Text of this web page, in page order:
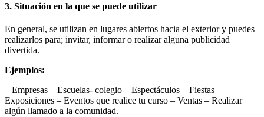
3. Situación en la que se puede utilizar
En general, se utilizan en lugares abiertos hacia el exterior y puedes
realizarlos para; invitar, informar o realizar alguna publicidad
divertida.
Ejemplos:
– Empresas – Escuelas- colegio – Espectáculos – Fiestas –
Exposiciones – Eventos que realice tu curso – Ventas – Realizar
algún llamado a la comunidad.